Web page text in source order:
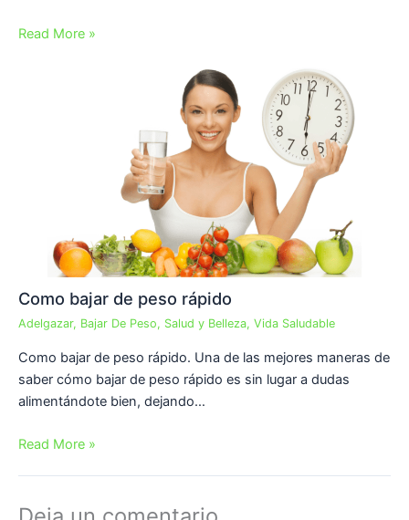
Read More »
Como bajar de peso rápido
Adelgazar, Bajar De Peso, Salud y Belleza, Vida Saludable
Como bajar de peso rápido. Una de las mejores maneras de
saber cómo bajar de peso rápido es sin lugar a dudas
alimentándote bien, dejando…
Read More »